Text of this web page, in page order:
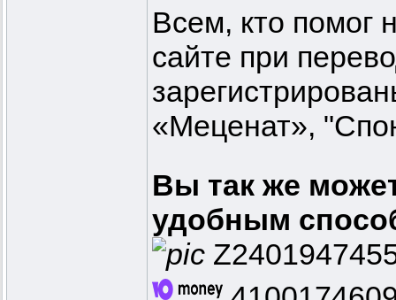
Всем, кто помог
сайте при
«Меценат»,
Вы так же
удобным